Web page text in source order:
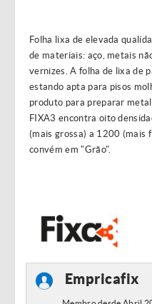
Folha lixa de elevada
de materiais: aço, metais
vernizes. A folha de lixa de
estando apta para pisos
produto para preparar
FIXA3 encontra oito
(mais grossa) a 1200 (mais
convém em "Grão".
Empricafix